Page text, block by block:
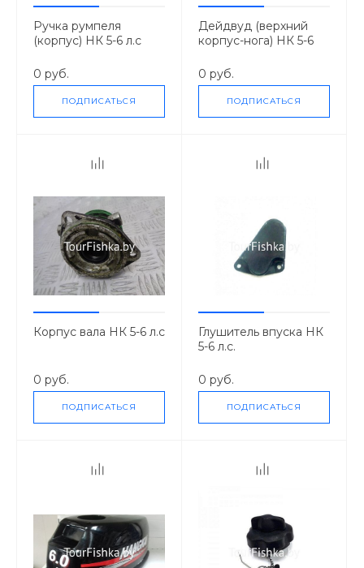
Ручка румпеля
(корпус) НК 5-6 л.с
0 руб.
ПОДПИСАТЬСЯ
Дейдвуд (верхний
корпус-нога) НК 5-6
0 руб.
ПОДПИСАТЬСЯ
Корпус вала НК 5-6 л.с
0 руб.
ПОДПИСАТЬСЯ
Глушитель впуска НК
5-6 л.с.
0 руб.
ПОДПИСАТЬСЯ